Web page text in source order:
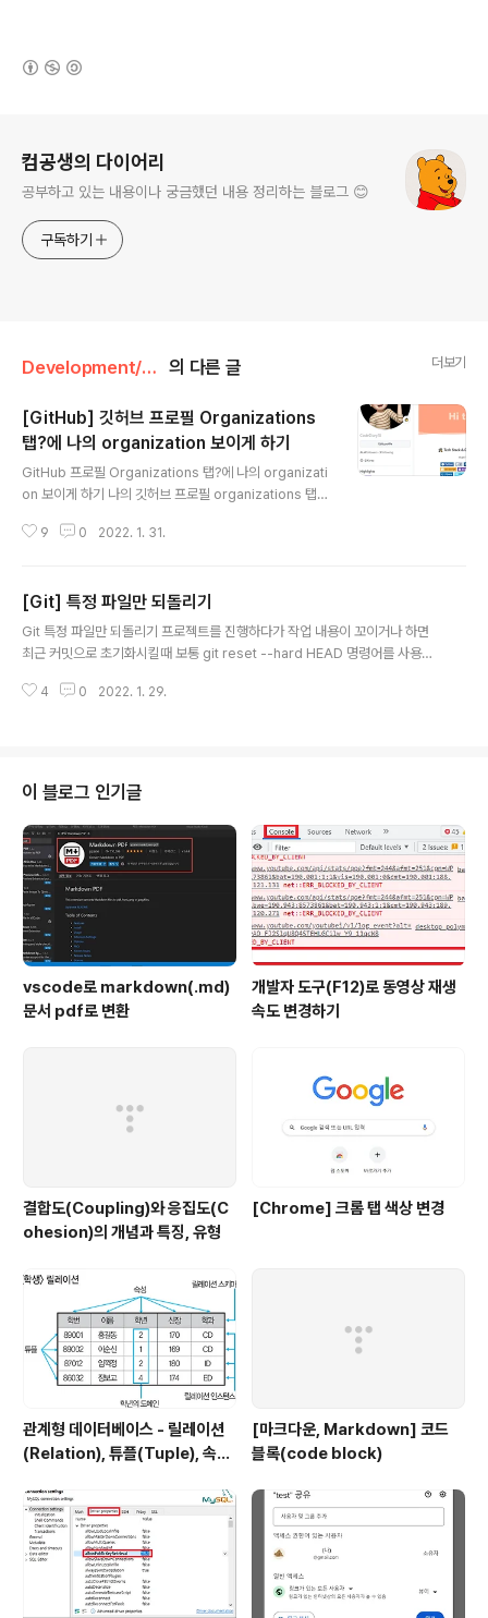
컴공생의 다이어리
공부하고 있는 내용이나 궁금했던 내용 정리하는 블로그 😊
구독하기
Development/Git 의 다른 글 더보기
[GitHub] 깃허브 프로필 Organizations
탭?에 나의 organization 보이게 하기
GitHub 프로필 Organizations 탭?에 나의 organizati
on 보이게 하기 나의 깃허브 프로필 organizations 탭을
사람이 내 프로필을 보면 organization이 안보이는 경우
eople 탭을 클릭한다. 그리고 아래와 같이 나왔을 때 내
계정에 대해서 Private이라고 되어 있는 부분을 클릭하고
Public으로 변경하면 된다.
9 0 2022. 1. 31.
[Git] 특정 파일만 되돌리기
Git 특정 파일만 되돌리기 프로젝트를 진행하다가 작업 내용이 꼬이거나 하면
최근 커밋으로 초기화시킬때 보통 git reset --hard HEAD 명령어를 사용한
git checkout 명령어를 사용하면 된다. git checkout 뒤에 변경하고자 하는
소하기 특정파일의 작업 취소 그리고 특정파일의 add 취소에 대해 알아보자 H
oYoung1.gith..
4 0 2022. 1. 29.
이 블로그 인기글
vscode로 markdown(.md)
문서 pdf로 변환
개발자 도구(F12)로 동영상 재생
속도 변경하기
결합도(Coupling)와 응집도(C
ohesion)의 개념과 특징, 유형
[Chrome] 크롬 탭 색상 변경
관계형 데이터베이스 - 릴레이션
(Relation), 튜플(Tuple), 속성
[마크다운, Markdown] 코드
블록(code block)